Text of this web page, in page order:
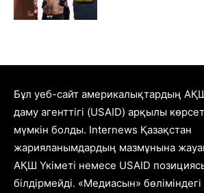
Бұл уеб-сайт америкалықтардың
даму агенттігі (USAID) арқылы
мүмкін болды. Internews Қазақстан
жарияланымдардың мазмұнына
АҚШ Үкіметі немесе USAID
білдірмейді. «Медиасын»